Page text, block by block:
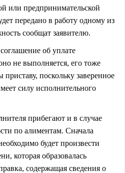
или предпринимательской
передано в работу одному из
сообщат заявителю.
об уплате
не выполняется, его тоже
поскольку заверенное
силу исполнительного
прибегают и в случае
по алиментам. Сначала
будет произвести
которая образовалась
содержащая сведения о